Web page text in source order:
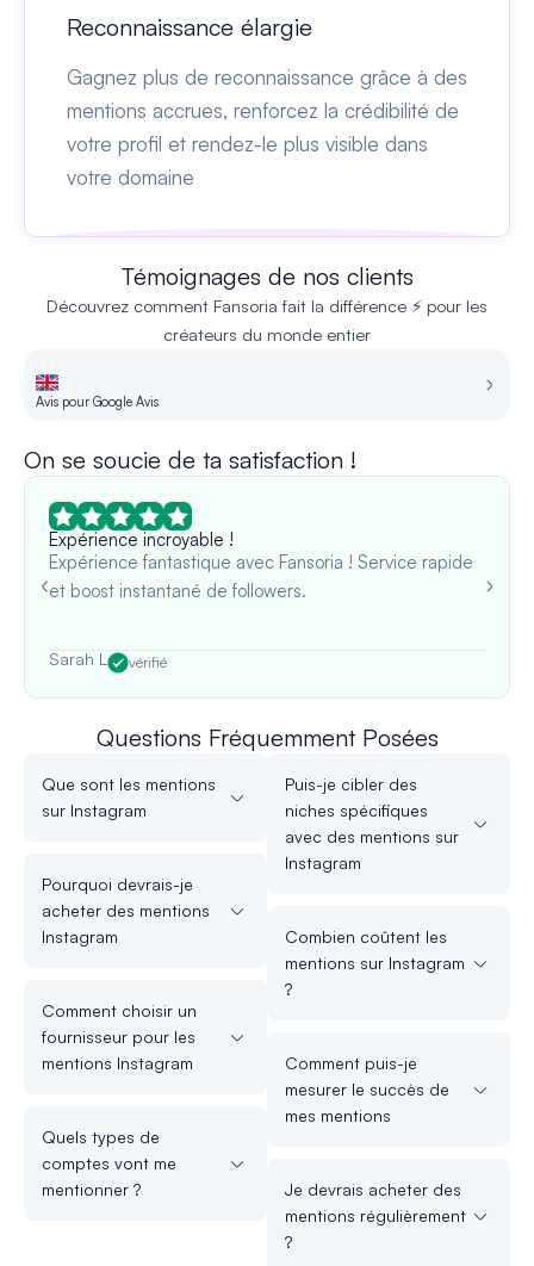
Reconnaissance élargie
Gagnez plus de reconnaissance grâce à des
mentions accrues, renforcez la crédibilité de
votre profil et rendez-le plus visible dans
votre domaine
Témoignages de nos clients
Découvrez comment Fansoria fait la différence ⚡ pour les
créateurs du monde entier
Avis pour Google Avis
On se soucie de ta satisfaction !
Expérience incroyable !
Expérience fantastique avec Fansoria ! Service rapide
et boost instantané de followers.
Sarah L vérifié
Questions Fréquemment Posées
Que sont les mentions
sur Instagram
Pourquoi devrais-je
acheter des mentions
Instagram
Comment choisir un
fournisseur pour les
mentions Instagram
Quels types de
comptes vont me
mentionner ?
Puis-je cibler des
niches spécifiques
avec des mentions sur
Instagram
Combien coûtent les
mentions sur Instagram
?
Comment puis-je
mesurer le succès de
mes mentions
Je devrais acheter des
mentions régulièrement
?